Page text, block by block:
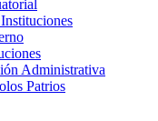
Administrativa
Patrios